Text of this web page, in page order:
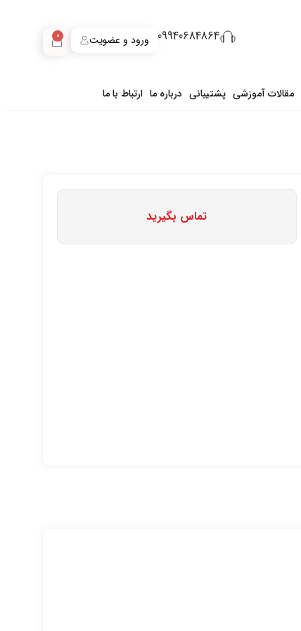
0 ورود و عضویت 09940684864
مقالات آموزشی پشتیبانی درباره ما ارتباط با ما
تماس بگیرید